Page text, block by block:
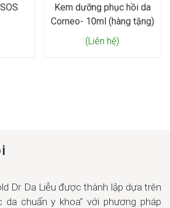
Kem dưỡng phục hồi da
Corneo- 10ml (hàng tặng)
(Liên hệ)
Dr Da Liễu được thành lập dựa trên
da chuẩn y khoa” với phương pháp